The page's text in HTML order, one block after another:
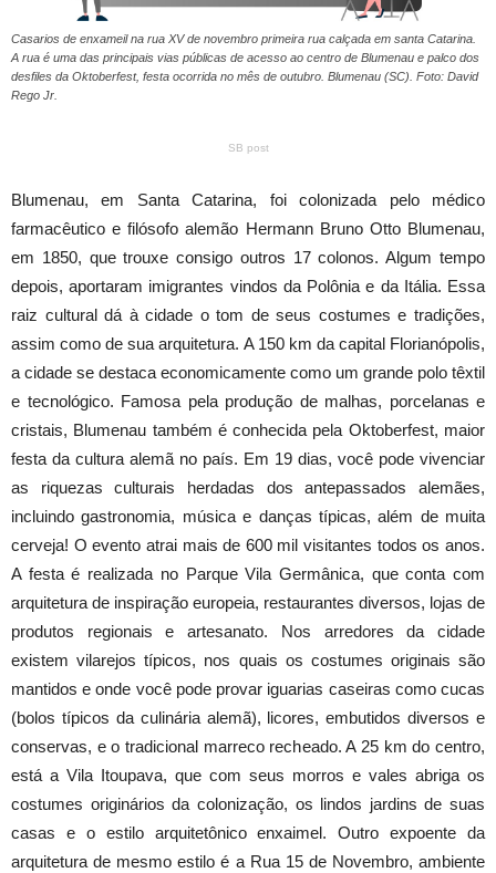
Casarios de enxameil na rua XV de novembro primeira rua calçada em santa Catarina.
A rua é uma das principais vias públicas de acesso ao centro de Blumenau e palco dos
desfiles da Oktoberfest, festa ocorrida no mês de outubro. Blumenau (SC). Foto: David
Rego Jr.
SB post
Blumenau, em Santa Catarina, foi colonizada pelo médico
farmacêutico e filósofo alemão Hermann Bruno Otto Blumenau,
em 1850, que trouxe consigo outros 17 colonos. Algum tempo
depois, aportaram imigrantes vindos da Polônia e da Itália. Essa
raiz cultural dá à cidade o tom de seus costumes e tradições,
assim como de sua arquitetura. A 150 km da capital Florianópolis,
a cidade se destaca economicamente como um grande polo têxtil
e tecnológico. Famosa pela produção de malhas, porcelanas e
cristais, Blumenau também é conhecida pela Oktoberfest, maior
festa da cultura alemã no país. Em 19 dias, você pode vivenciar
as riquezas culturais herdadas dos antepassados alemães,
incluindo gastronomia, música e danças típicas, além de muita
cerveja! O evento atrai mais de 600 mil visitantes todos os anos.
A festa é realizada no Parque Vila Germânica, que conta com
arquitetura de inspiração europeia, restaurantes diversos, lojas de
produtos regionais e artesanato. Nos arredores da cidade
existem vilarejos típicos, nos quais os costumes originais são
mantidos e onde você pode provar iguarias caseiras como cucas
(bolos típicos da culinária alemã), licores, embutidos diversos e
conservas, e o tradicional marreco recheado. A 25 km do centro,
está a Vila Itoupava, que com seus morros e vales abriga os
costumes originários da colonização, os lindos jardins de suas
casas e o estilo arquitetônico enxaimel. Outro expoente da
arquitetura de mesmo estilo é a Rua 15 de Novembro, ambiente